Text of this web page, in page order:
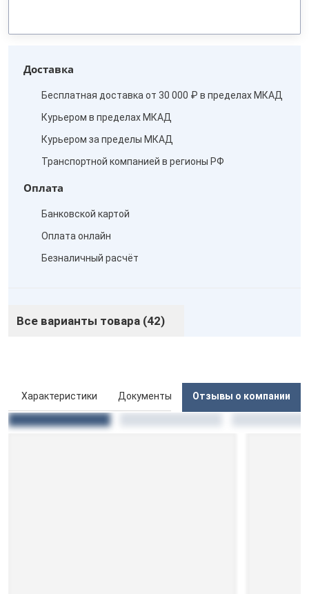
Доставка
Бесплатная доставка от 30 000 ₽ в пределах МКАД
Курьером в пределах МКАД
Курьером за пределы МКАД
Транспортной компанией в регионы РФ
Оплата
Банковской картой
Оплата онлайн
Безналичный расчёт
Все варианты товара (42)
Характеристики Документы Отзывы о компании